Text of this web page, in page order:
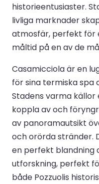
historieentusiaster.
livliga marknader
atmosfär, perfekt för
måltid på en av de
Casamicciola är en
för sina termiska spa
Stadens varma
koppla av och
av panoramautsikt
och orörda stränder.
en perfekt blandning
utforskning, perfekt
både Pozzuolis